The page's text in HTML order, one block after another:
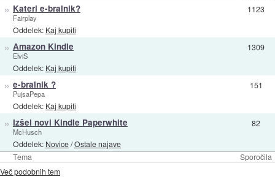
Tema Sporočila
» Kateri e-bralnik?
Fairplay
Oddelek: Kaj kupiti
1123
» Amazon Kindle
ElviS
Oddelek: Kaj kupiti
1309
» e-bralnik ?
PujsaPepa
Oddelek: Kaj kupiti
151
» Izšel novi Kindle Paperwhite
McHusch
Oddelek: Novice/Ostale najave
82
Več podobnih tem